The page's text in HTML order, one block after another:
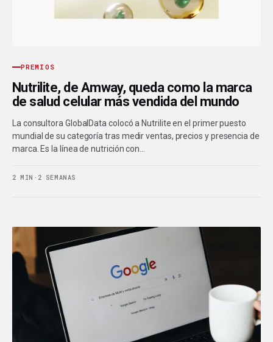
PREMIOS
Nutrilite, de Amway, queda como la marca
de salud celular más vendida del mundo
La consultora GlobalData colocó a Nutrilite en el primer puesto
mundial de su categoría tras medir ventas, precios y presencia de
marca. Es la línea de nutrición con…
2 MIN · 2 SEMANAS